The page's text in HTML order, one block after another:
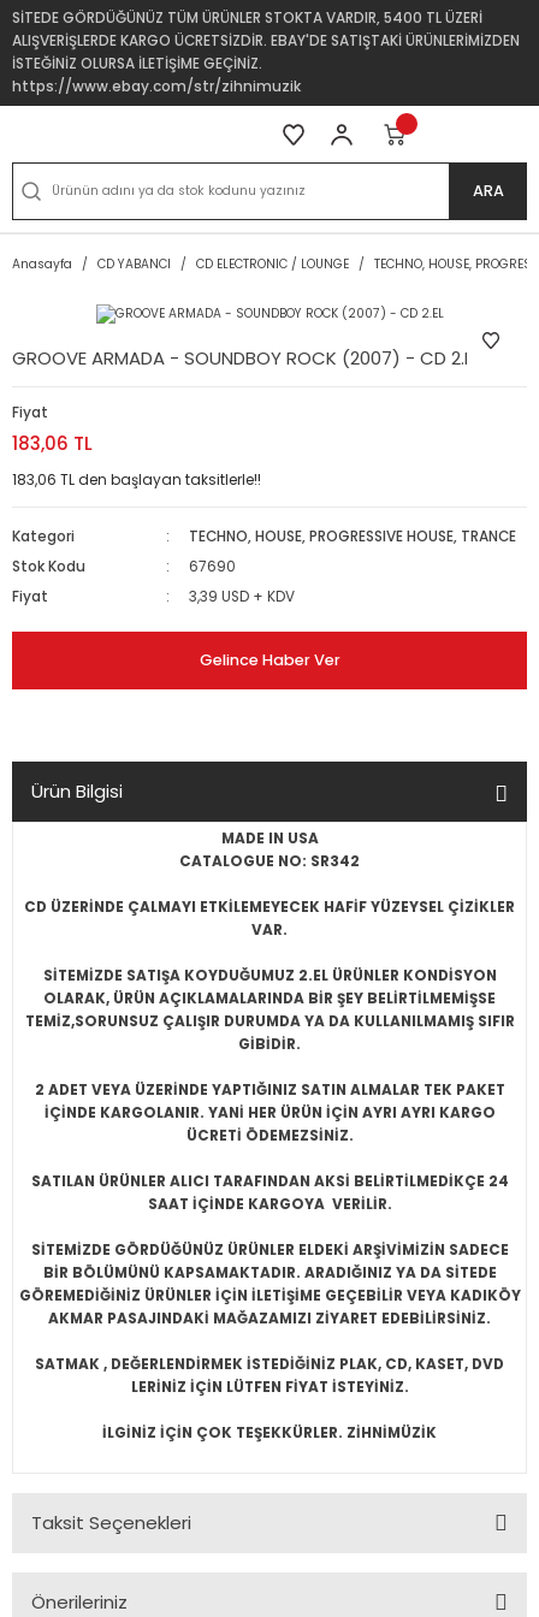
SİTEDE GÖRDÜĞÜNÜZ TÜM ÜRÜNLER STOKTA VARDIR, 5400 TL ÜZERİ
ALIŞVERİŞLERDE KARGO ÜCRETSİZDİR. EBAY'DE SATIŞTAKİ ÜRÜNLERİMİZDEN
İSTEĞİNİZ OLURSA İLETİŞİME GEÇİNİZ.
https://www.ebay.com/str/zihnimuzik
ARA
Anasayfa CD YABANCI CD ELECTRONIC / LOUNGE TECHNO, HOUSE,
GROOVE ARMADA - SOUNDBOY ROCK (2007) - CD 2.EL
Fiyat
183,06 TL
183,06 TL den başlayan taksitlerle!!
Kategori
TECHNO, HOUSE, PROGRESSIVE HOUSE, TRANCE
Stok Kodu
67690
Fiyat
3,39 USD + KDV
Gelince Haber Ver
Ürün Bilgisi
MADE IN USA
CATALOGUE NO: SR342
CD ÜZERİNDE ÇALMAYI ETKİLEMEYECEK HAFİF YÜZEYSEL ÇİZİKLER
VAR.
SİTEMİZDE SATIŞA KOYDUĞUMUZ 2.EL ÜRÜNLER KONDİSYON
OLARAK, ÜRÜN AÇIKLAMALARINDA BİR ŞEY BELİRTİLMEMİŞSE
TEMİZ,SORUNSUZ ÇALIŞIR DURUMDA YA DA KULLANILMAMIŞ SIFIR
GİBİDİR.
2 ADET VEYA ÜZERİNDE YAPTIĞINIZ SATIN ALMALAR TEK PAKET
İÇİNDE KARGOLANIR. YANİ HER ÜRÜN İÇİN AYRI AYRI KARGO
ÜCRETİ ÖDEMEZSİNİZ.
SATILAN ÜRÜNLER ALICI TARAFINDAN AKSİ BELİRTİLMEDİKÇE 24
SAAT İÇİNDE KARGOYA VERİLİR.
SİTEMİZDE GÖRDÜĞÜNÜZ ÜRÜNLER ELDEKİ ARŞİVİMİZİN SADECE
BİR BÖLÜMÜNÜ KAPSAMAKTADIR. ARADIĞINIZ YA DA SİTEDE
GÖREMEDİĞİNİZ ÜRÜNLER İÇİN İLETİŞİME GEÇEBİLİR VEYA KADIKÖY
AKMAR PASAJINDAKİ MAĞAZAMIZI ZİYARET EDEBİLİRSİNİZ.
SATMAK , DEĞERLENDİRMEK İSTEDİĞİNİZ PLAK, CD, KASET, DVD
LERİNİZ İÇİN LÜTFEN FİYAT İSTEYİNİZ.
İLGİNİZ İÇİN ÇOK TEŞEKKÜRLER. ZİHNİMÜZİK
Taksit Seçenekleri
Önerileriniz